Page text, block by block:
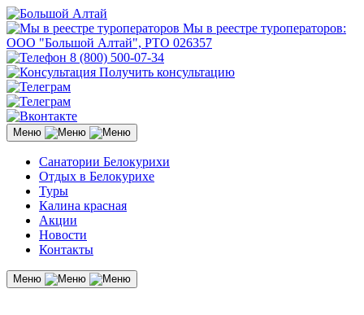
Мы в реестре туроператоров:
ООО "Большой Алтай", РТО 026357
8 (800) 500-07-34
Получить консультацию
Меню
Санатории Белокурихи
Отдых в Белокурихе
Туры
Калина красная
Акции
Новости
Контакты
Меню